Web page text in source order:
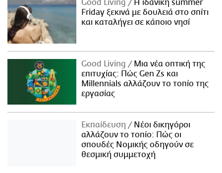
Good Living
Η ιδανική summer
Friday ξεκινά με δουλειά στο σπίτι
και καταλήγει σε κάποιο νησί
Good Living
Μια νέα οπτική της
επιτυχίας: Πώς Gen Zs και
Millennials αλλάζουν το τοπίο της
εργασίας
Εκπαίδευση
Νέοι δικηγόροι
αλλάζουν το τοπίο: Πώς οι
σπουδές Νομικής οδηγούν σε
θεσμική συμμετοχή